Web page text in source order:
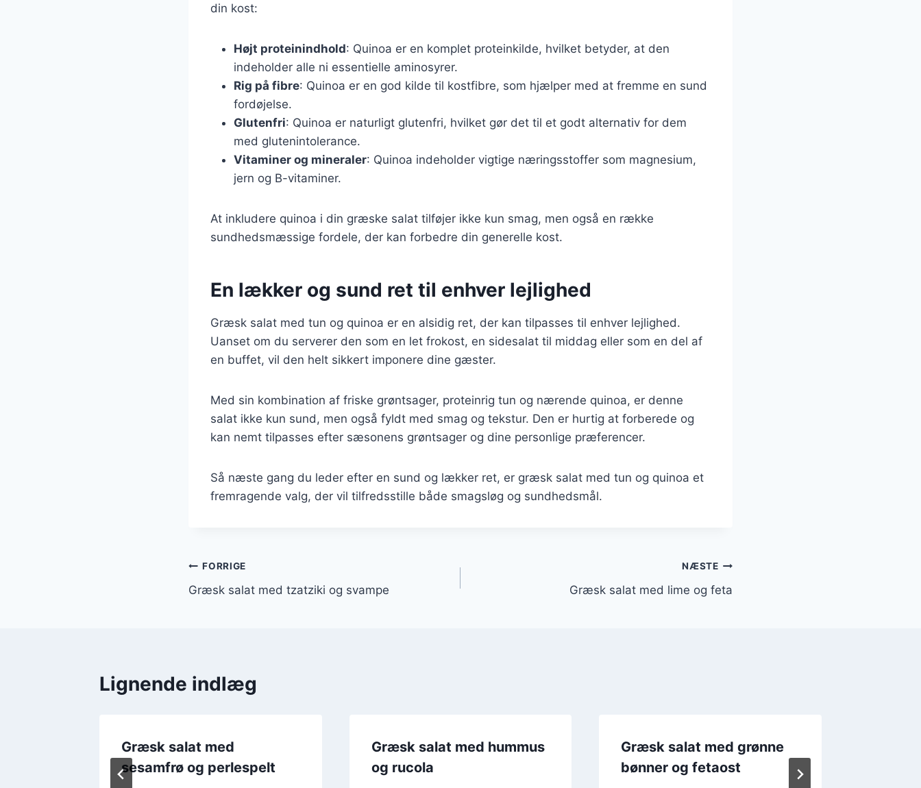
din kost:
Højt proteinindhold: Quinoa er en komplet proteinkilde, hvilket betyder, at den
indeholder alle ni essentielle aminosyrer.
Rig på fibre: Quinoa er en god kilde til kostfibre, som hjælper med at fremme en sund
fordøjelse.
Glutenfri: Quinoa er naturligt glutenfri, hvilket gør det til et godt alternativ for dem
med glutenintolerance.
Vitaminer og mineraler: Quinoa indeholder vigtige næringsstoffer som magnesium,
jern og B-vitaminer.
At inkludere quinoa i din græske salat tilføjer ikke kun smag, men også en række
sundhedsmæssige fordele, der kan forbedre din generelle kost.
En lækker og sund ret til enhver lejlighed
Græsk salat med tun og quinoa er en alsidig ret, der kan tilpasses til enhver lejlighed.
Uanset om du serverer den som en let frokost, en sidesalat til middag eller som en del af
en buffet, vil den helt sikkert imponere dine gæster.
Med sin kombination af friske grøntsager, proteinrig tun og nærende quinoa, er denne
salat ikke kun sund, men også fyldt med smag og tekstur. Den er hurtig at forberede og
kan nemt tilpasses efter sæsonens grøntsager og dine personlige præferencer.
Så næste gang du leder efter en sund og lækker ret, er græsk salat med tun og quinoa et
fremragende valg, der vil tilfredsstille både smagsløg og sundhedsmål.
Indlægsnavigation
FORRIGE
Græsk salat med tzatziki og svampe
NÆSTE
Græsk salat med lime og feta
Lignende indlæg
Græsk salat med
sesamfrø og perlespelt
Græsk salat med hummus
og rucola
Græsk salat med grønne
bønner og fetaost